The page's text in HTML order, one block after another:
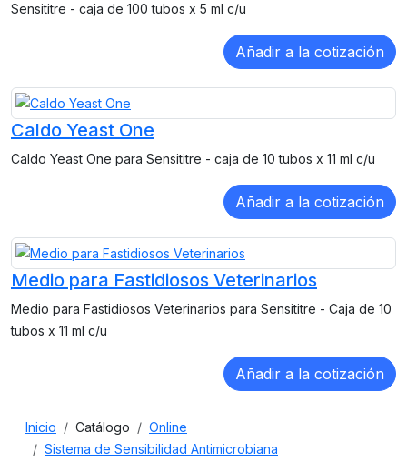
Sensititre - caja de 100 tubos x 5 ml c/u
Caldo Yeast One
Caldo Yeast One para Sensititre - caja de 10 tubos x 11 ml c/u
Medio para Fastidiosos Veterinarios
Medio para Fastidiosos Veterinarios para Sensititre - Caja de 10
tubos x 11 ml c/u
Inicio Catálogo
Online
Sistema de Sensibilidad Antimicrobiana